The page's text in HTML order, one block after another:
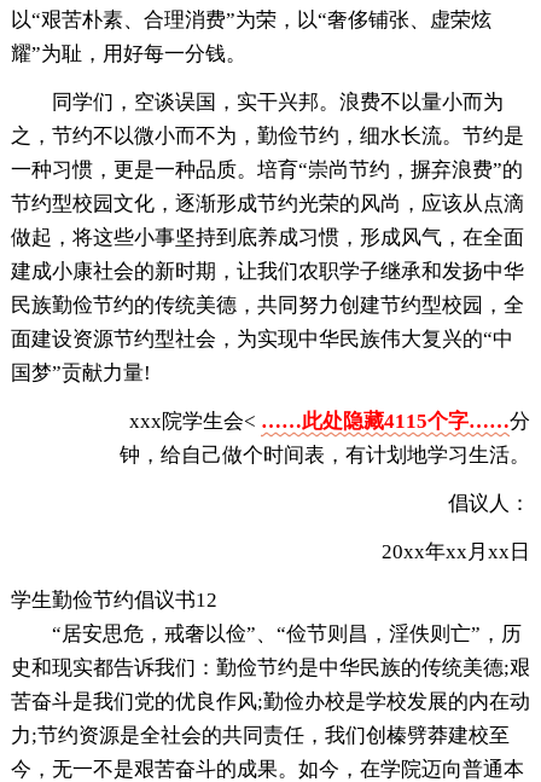
以“艰苦朴素、合理消费”为荣，以“奢侈铺张、虚荣炫
耀”为耻，用好每一分钱。
同学们，空谈误国，实干兴邦。浪费不以量小而为
之，节约不以微小而不为，勤俭节约，细水长流。节约是
一种习惯，更是一种品质。培育“崇尚节约，摒弃浪费”的
节约型校园文化，逐渐形成节约光荣的风尚，应该从点滴
做起，将这些小事坚持到底养成习惯，形成风气，在全面
建成小康社会的新时期，让我们农职学子继承和发扬中华
民族勤俭节约的传统美德，共同努力创建节约型校园，全
面建设资源节约型社会，为实现中华民族伟大复兴的“中
国梦”贡献力量!
xxx院学生会< ……此处隐藏4115个字……分
钟，给自己做个时间表，有计划地学习生活。
倡议人：
20xx年xx月xx日
学生勤俭节约倡议书12
“居安思危，戒奢以俭”、“俭节则昌，淫佚则亡”，历
史和现实都告诉我们：勤俭节约是中华民族的传统美德;艰
苦奋斗是我们党的优良作风;勤俭办校是学校发展的内在动
力;节约资源是全社会的共同责任，我们创榛劈莽建校至
今，无一不是艰苦奋斗的成果。如今，在学院迈向普通本